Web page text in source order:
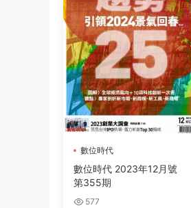
數位時代
數位時代 2023年12月號
第355期
577